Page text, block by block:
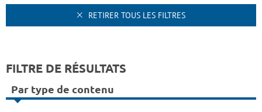
RETIRER TOUS LES FILTRES
FILTRE DE RÉSULTATS
Par type de contenu